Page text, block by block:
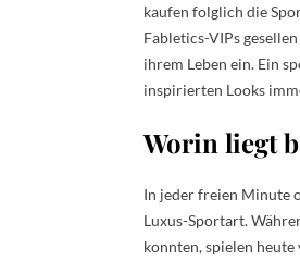
kaufen folglich die
Fabletics-VIPs
ihrem Leben ein. Ein
inspirierten Looks
Worin liegt
In jeder freien Minute
Luxus-Sportart.
konnten, spielen